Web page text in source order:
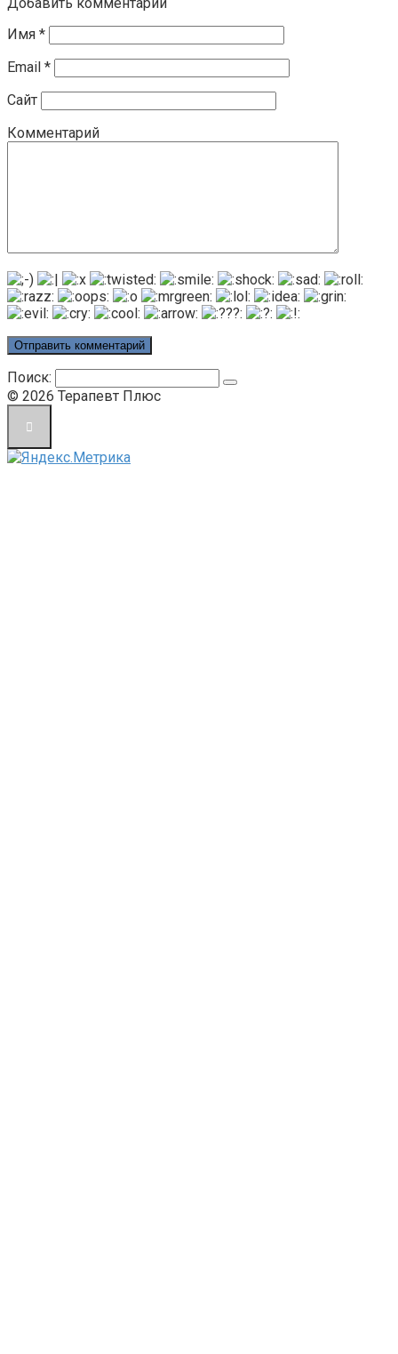
Имя *
Email *
Сайт
Комментарий
Поиск:
© 2026 Терапевт Плюс